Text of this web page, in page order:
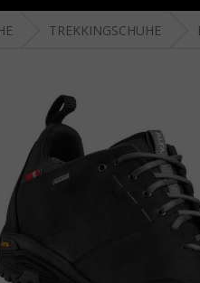
TREKKINGSCHUHE